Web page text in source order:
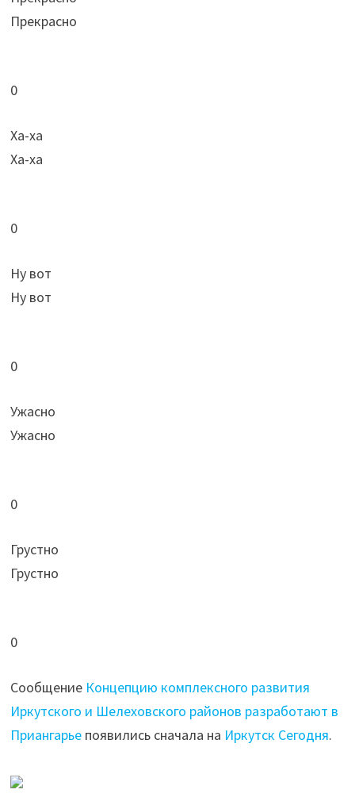
Прекрасно
0
Ха-ха
Ха-ха
0
Ну вот
Ну вот
0
Ужасно
Ужасно
0
Грустно
Грустно
0
Сообщение Концепцию комплексного развития
Иркутского и Шелеховского районов разработают в
Приангарьепоявились сначала на Иркутск Сегодня.